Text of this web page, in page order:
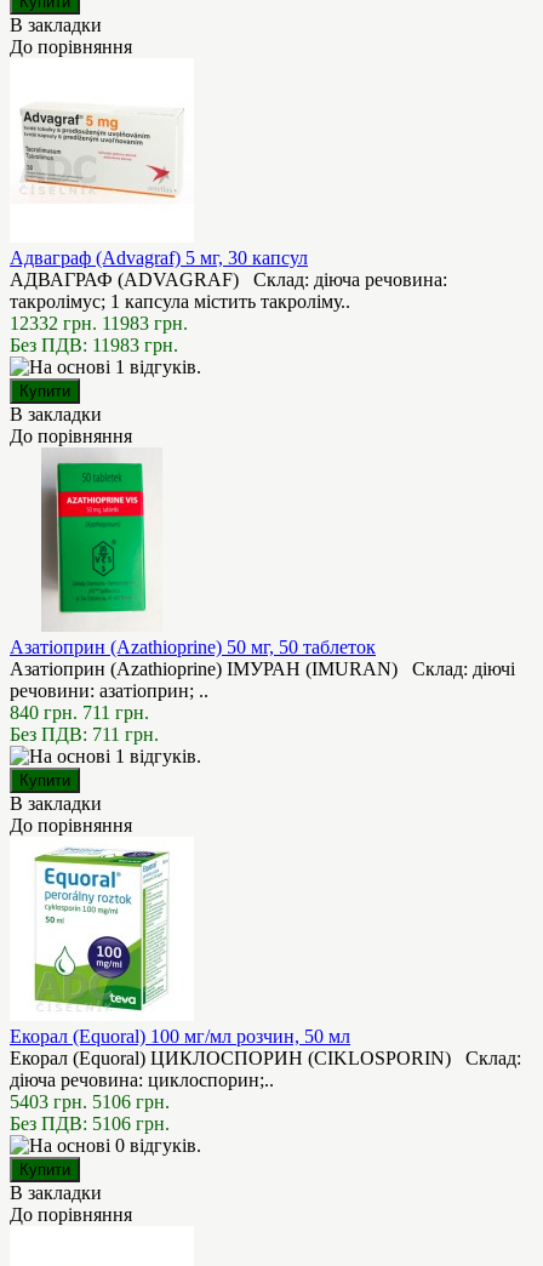
В закладки
До порівняння
Адваграф (Advagraf) 5 мг, 30 капсул
АДВАГРАФ (ADVAGRAF) Склад: діюча речовина:
такролімус; 1 капсула містить такроліму..
12332 грн. 11983 грн.
Без ПДВ: 11983 грн.
В закладки
До порівняння
Азатіоприн (Azathioprine) 50 мг, 50 таблеток
Азатіоприн (Azathioprine) ІМУРАН (IMURAN) Склад: діючі
речовини: азатіоприн; ..
840 грн. 711 грн.
Без ПДВ: 711 грн.
В закладки
До порівняння
Екорал (Equoral) 100 мг/мл розчин, 50 мл
Екорал (Equoral) ЦИКЛОСПОРИН (CIKLOSPORIN) Склад:
діюча речовина: циклоспорин;..
5403 грн. 5106 грн.
Без ПДВ: 5106 грн.
В закладки
До порівняння